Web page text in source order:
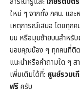
ใหม่ ๆ จากทั้ง กศน. และ
เหตุการณ์เสมอ โดยทุกค
บน หรือมุมซ้ายบนสำหรั
ขอบคุณน้อง ๆ ทุกคนที่ติ
แนะนำหรือคำถามใด ๆ
เพิ่มเติมได้ที่: ศูนย์รวมเ
ฟรีครับ